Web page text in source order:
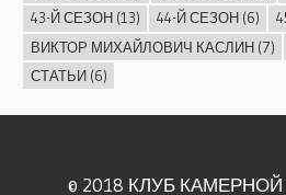
43-Й СЕЗОН(13) 44-Й СЕЗОН(6)
ВИКТОР МИХАЙЛОВИЧ КАСЛИН(7)
СТАТЬИ(6)
© 2018 КЛУБ